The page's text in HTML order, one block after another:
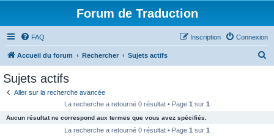
Forum de Traduction
FAQ Connexion
Inscription
Accueil du forum Rechercher Sujets actifs
Sujets actifs
Aller sur la recherche avancée
La recherche a retourné 0 résultat • Page 1 sur 1
Aucun résultat ne correspond aux termes que vous avez spécifiés.
La recherche a retourné 0 résultat • Page 1 sur 1